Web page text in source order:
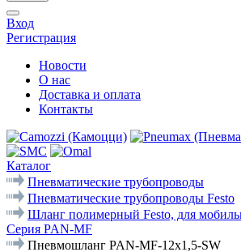
Вход
Регистрация
Новости
О нас
Доставка и оплата
Контакты
Каталог
Пневматические трубопроводы
Пневматические трубопроводы Festo
Шланг полимерный Festo, для
Серия PAN-MF
Пневмошланг PAN-MF-12x1,5-SW